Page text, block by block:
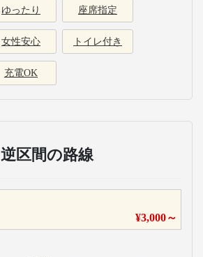
ゆったり 座席指定
女性安心 トイレ付き
充電OK
逆区間の路線
¥3,000～